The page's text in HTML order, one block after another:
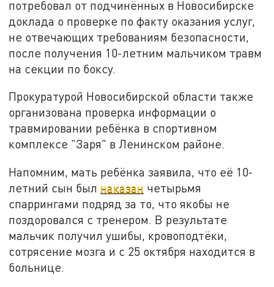
потребовал от подчинённых в Новосибирске
доклада о проверке по факту оказания услуг,
не отвечающих требованиям безопасности,
после получения 10-летним мальчиком травм
на секции по боксу.
Прокуратурой Новосибирской области также
организована проверка информации о
травмировании ребёнка в спортивном
комплексе "Заря" в Ленинском районе.
Напомним, мать ребёнка заявила, что её 10-
летний сын был наказан четырьмя
спаррингами подряд за то, что якобы не
поздоровался с тренером. В результате
мальчик получил ушибы, кровоподтёки,
сотрясение мозга и с 25 октября находится в
больнице.